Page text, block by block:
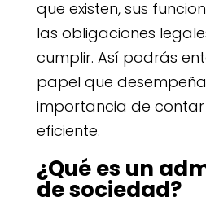
que existen, sus
las obligaciones
cumplir. Así podrás
papel que
importancia de
eficiente.
¿Qué es un
de sociedad?